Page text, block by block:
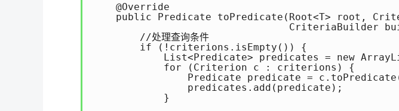
    @Override
public Predicate toPredicate(Root<T> root,
CriteriaBuilder
        //处理查询条件
        if (!criterions.isEmpty()) {
List<Predicate> predicates = new
            for (Criterion c : criterions) {
Predicate predicate =
                predicates.add(predicate);
            }